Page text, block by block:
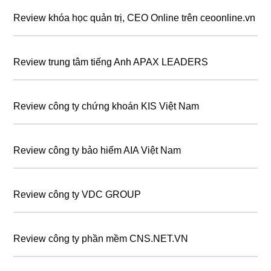
Review khóa học quản trị, CEO Online trên ceoonline.vn
Review trung tâm tiếng Anh APAX LEADERS
Review công ty chứng khoán KIS Việt Nam
Review công ty bảo hiểm AIA Việt Nam
Review công ty VDC GROUP
Review công ty phần mềm CNS.NET.VN